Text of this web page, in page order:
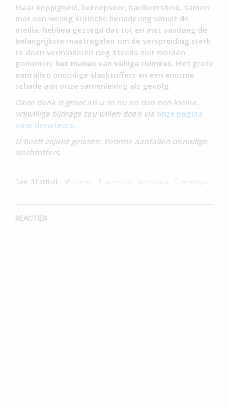
Maar koppigheid, beroepseer, hardleersheid, samen
met een weinig kritische benadering vanuit de
media, hebben gezorgd dat tot en met vandaag de
belangrijkste maatregelen om de verspreiding sterk
te doen verminderen nog steeds niet worden
genomen: het maken van veilige ruimtes. Met grote
aantallen onnodige slachtoffers en een enorme
schade aan onze samenleving als gevolg.
Onze dank is groot als u zo nu en dan een kleine,
vrijwillige bijdrage zou willen doen via onze pagina
voor donateurs.
U heeft zojuist gelezen: Enorme aantallen onnodige
slachtoffers.
Deel dit artikel:
REACTIES